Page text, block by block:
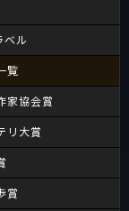
ベル
覧
家協会賞
リ大賞
賞